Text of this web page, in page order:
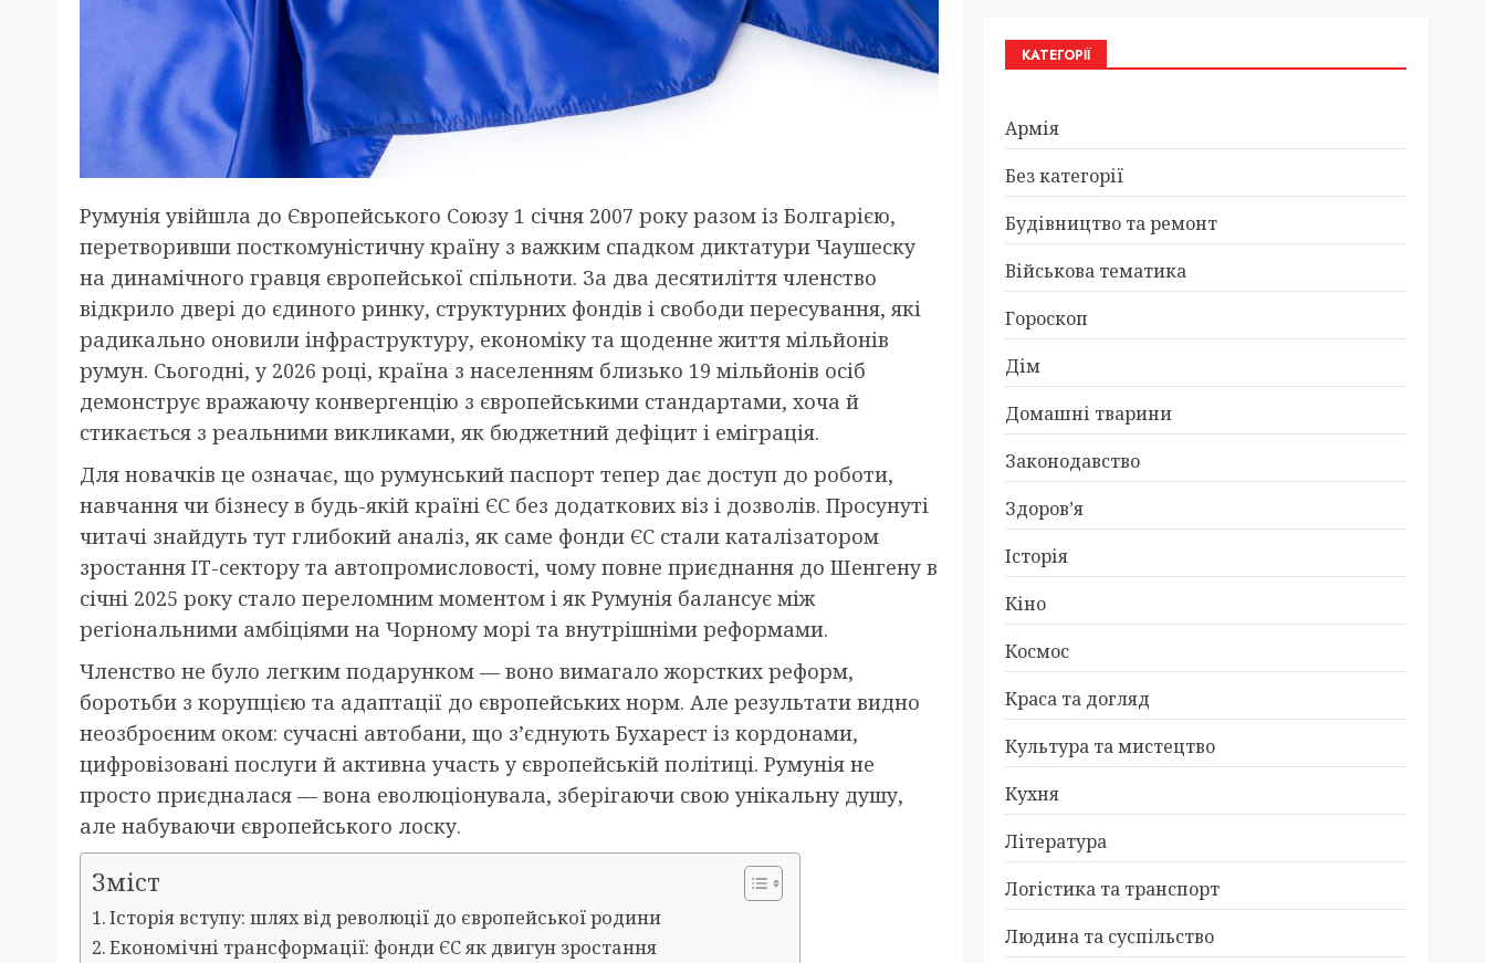
Румунія увійшла до Європейського Союзу 1 січня 2007 року разом із Болгарією,
перетворивши посткомуністичну країну з важким спадком диктатури Чаушеску
на динамічного гравця європейської спільноти. За два десятиліття членство
відкрило двері до єдиного ринку, структурних фондів і свободи пересування, які
радикально оновили інфраструктуру, економіку та щоденне життя мільйонів
румун. Сьогодні, у 2026 році, країна з населенням близько 19 мільйонів осіб
демонструє вражаючу конвергенцію з європейськими стандартами, хоча й
стикається з реальними викликами, як бюджетний дефіцит і еміграція.
Для новачків це означає, що румунський паспорт тепер дає доступ до роботи,
навчання чи бізнесу в будь-якій країні ЄС без додаткових віз і дозволів. Просунуті
читачі знайдуть тут глибокий аналіз, як саме фонди ЄС стали каталізатором
зростання IT-сектору та автопромисловості, чому повне приєднання до Шенгену в
січні 2025 року стало переломним моментом і як Румунія балансує між
регіональними амбіціями на Чорному морі та внутрішніми реформами.
Членство не було легким подарунком — воно вимагало жорстких реформ,
боротьби з корупцією та адаптації до європейських норм. Але результати видно
неозброєним оком: сучасні автобани, що з’єднують Бухарест із кордонами,
цифровізовані послуги й активна участь у європейській політиці. Румунія не
просто приєдналася — вона еволюціонувала, зберігаючи свою унікальну душу,
але набуваючи європейського лоску.
Зміст
Історія вступу: шлях від революції до європейської родини
Економічні трансформації: фонди ЄС як двигун зростання
КАТЕГОРІЇ
Армія
Без категорії
Будівництво та ремонт
Військова тематика
Гороскоп
Дім
Домашні тварини
Законодавство
Здоров’я
Історія
Кіно
Космос
Краса та догляд
Культура та мистецтво
Кухня
Література
Логістика та транспорт
Людина та суспільство